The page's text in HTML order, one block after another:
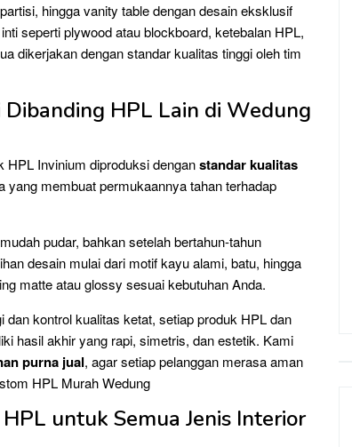
hingga vanity table dengan desain eksklusif
seperti plywood atau blockboard, ketebalan HPL,
dikerjakan dengan standar kualitas tinggi oleh tim
HPL Lain di Wedung
Invinium diproduksi denganstandar kualitas
yang membuat permukaannya tahan terhadap
pudar, bahkan setelah bertahun-tahun
desain mulai dari motif kayu alami, batu, hingga
matte atau glossy sesuai kebutuhan Anda.
dan kontrol kualitas ketat, setiap produk HPL dan
hasil akhir yang rapi, simetris, dan estetik. Kami
purna jual, agar setiap pelanggan merasa aman
HPL Murah Wedung
untuk Semua Jenis Interior